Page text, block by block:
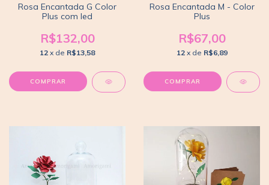
Rosa Encantada G Color
Plus com led
R$132,00
12 x de R$13,58
COMPRAR
Rosa Encantada M - Color
Plus
R$67,00
12 x de R$6,89
COMPRAR